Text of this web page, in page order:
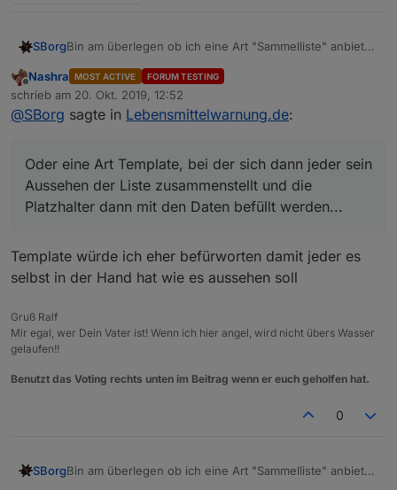
SBorgBin am überlegen ob ich eine Art "Sammelliste" anbieten
konfigurierbar auf die letzten xx Datensätze (ob mit oder
ohne angewendeten Filter erst mal außen vorgelassen).
Das könnte ich dann in einem DP als HTML zur
Aussehen einigen, da die Liste dann eher statischer
Natur (was das Aussehen betrifft, nicht die Daten ;) ).
Oder eine Art Template, bei der sich dann jeder sein
Aussehen der Liste zusammenstellt und die Platzhalter
Offline
Nashra MOST ACTIVE FORUM TESTING
schrieb am 20. Okt. 2019, 12:52
zuletzt editiert von
@SBorg sagte in Lebensmittelwarnung.de:
Oder eine Art Template, bei der sich dann jeder sein
Aussehen der Liste zusammenstellt und die
Platzhalter dann mit den Daten befüllt werden...
Template würde ich eher befürworten damit jeder es
selbst in der Hand hat wie es aussehen soll
Gruß Ralf
Mir egal, wer Dein Vater ist! Wenn ich hier angel, wird nicht übers Wasser
gelaufen!!
Benutzt das Voting rechts unten im Beitrag wenn er euch geholfen hat.
0
SBorgBin am überlegen ob ich eine Art "Sammelliste" anbieten